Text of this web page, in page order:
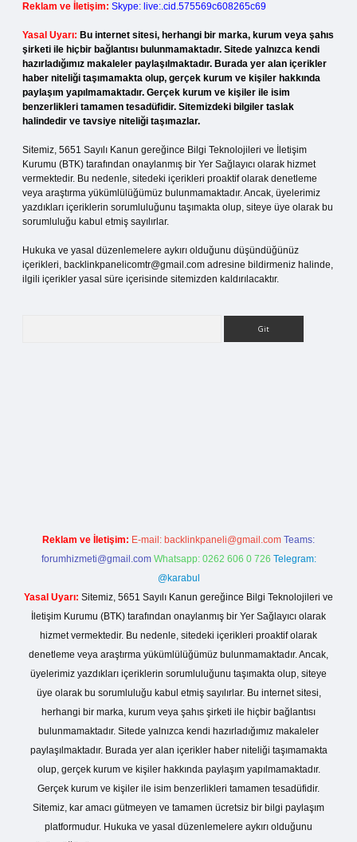
Reklam ve İletişim: Skype: live:.cid.575569c608265c69
Yasal Uyarı: Bu internet sitesi, herhangi bir marka, kurum veya şahıs
şirketi ile hiçbir bağlantısı bulunmamaktadır. Sitede yalnızca kendi
hazırladığımız makaleler paylaşılmaktadır. Burada yer alan içerikler
haber niteliği taşımamakta olup, gerçek kurum ve kişiler hakkında
paylaşım yapılmamaktadır. Gerçek kurum ve kişiler ile isim
benzerlikleri tamamen tesadüfidir. Sitemizdeki bilgiler taslak
halindedir ve tavsiye niteliği taşımazlar.
Sitemiz, 5651 Sayılı Kanun gereğince Bilgi Teknolojileri ve İletişim
Kurumu (BTK) tarafından onaylanmış bir Yer Sağlayıcı olarak hizmet
vermektedir. Bu nedenle, sitedeki içerikleri proaktif olarak denetleme
veya araştırma yükümlülüğümüz bulunmamaktadır. Ancak, üyelerimiz
yazdıkları içeriklerin sorumluluğunu taşımakta olup, siteye üye olarak bu
sorumluluğu kabul etmiş sayılırlar.
Hukuka ve yasal düzenlemelere aykırı olduğunu düşündüğünüz
içerikleri, backlinkpanelicomtr@gmail.com adresine bildirmeniz halinde,
ilgili içerikler yasal süre içerisinde sitemizden kaldırılacaktır.
Reklam ve İletişim: E-mail: backlinkpaneli@gmail.com Teams:
forumhizmeti@gmail.com Whatsapp: 0262 606 0 726 Telegram:
@karabul
Yasal Uyarı: Sitemiz, 5651 Sayılı Kanun gereğince Bilgi Teknolojileri ve
İletişim Kurumu (BTK) tarafından onaylanmış bir Yer Sağlayıcı olarak
hizmet vermektedir. Bu nedenle, sitedeki içerikleri proaktif olarak
denetleme veya araştırma yükümlülüğümüz bulunmamaktadır. Ancak,
üyelerimiz yazdıkları içeriklerin sorumluluğunu taşımakta olup, siteye
üye olarak bu sorumluluğu kabul etmiş sayılırlar. Bu internet sitesi,
herhangi bir marka, kurum veya şahıs şirketi ile hiçbir bağlantısı
bulunmamaktadır. Sitede yalnızca kendi hazırladığımız makaleler
paylaşılmaktadır. Burada yer alan içerikler haber niteliği taşımamakta
olup, gerçek kurum ve kişiler hakkında paylaşım yapılmamaktadır.
Gerçek kurum ve kişiler ile isim benzerlikleri tamamen tesadüfidir.
Sitemiz, kar amacı gütmeyen ve tamamen ücretsiz bir bilgi paylaşım
platformudur. Hukuka ve yasal düzenlemelere aykırı olduğunu